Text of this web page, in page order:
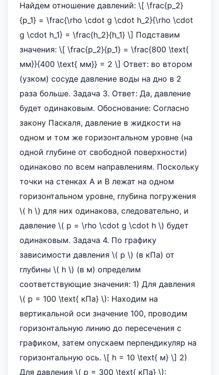
Найдем отношение давлений: \[ \frac{p_2}
{p_1} = \frac{\rho \cdot g \cdot h_2}{\rho \cdot
g \cdot h_1} = \frac{h_2}{h_1} \] Подставим
значения: \[ \frac{p_2}{p_1} = \frac{800 \text{
мм}}{400 \text{ мм}} = 2 \] Ответ: во втором
(узком) сосуде давление воды на дно в 2
раза больше. Задача 3. Ответ: Да, давление
будет одинаковым. Обоснование: Согласно
закону Паскаля, давление в жидкости на
одном и том же горизонтальном уровне (на
одной глубине от свободной поверхности)
одинаково по всем направлениям. Поскольку
точки на стенках А и В лежат на одном
горизонтальном уровне, глубина погружения
\( h \) для них одинакова, следовательно, и
давление \( p = \rho \cdot g \cdot h \) будет
одинаковым. Задача 4. По графику
зависимости давления \( p \) (в кПа) от
глубины \( h \) (в м) определим
соответствующие значения: 1) Для давления
\( p = 100 \text{ кПа} \): Находим на
вертикальной оси значение 100, проводим
горизонтальную линию до пересечения с
графиком, затем опускаем перпендикуляр на
горизонтальную ось. \[ h = 10 \text{ м} \] 2)
Для давления \( p = 300 \text{ кПа} \):